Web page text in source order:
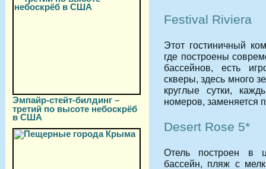
Эмпайр-стейт-билдинг –
третий по высоте небоскрёб
в США
Festival Riviera
Этот гостиничный
где построены
бассейнов, есть
скверы, здесь много
круглые сутки,
номеров, заменяется
Desert Rose 5*
Отель построен в
бассейн, пляж с